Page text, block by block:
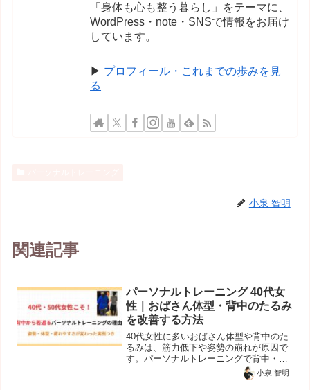
「身体も心も整う暮らし」をテーマに、
WordPress・note・SNSで情報をお届け
しています。
▶ プロフィール・これまでの歩みを見
る
小泉 智明
関連記事
パーソナルトレーニング 40代女
性｜おばさん体型・背中のたるみ
を改善する方法
40代女性に多いおばさん体型や背中のた
るみは、筋力低下や姿勢の崩れが原因で
す。パーソナルトレーニングで背中・
脇・お尻を整えることで、見た目の印象
小泉 智明